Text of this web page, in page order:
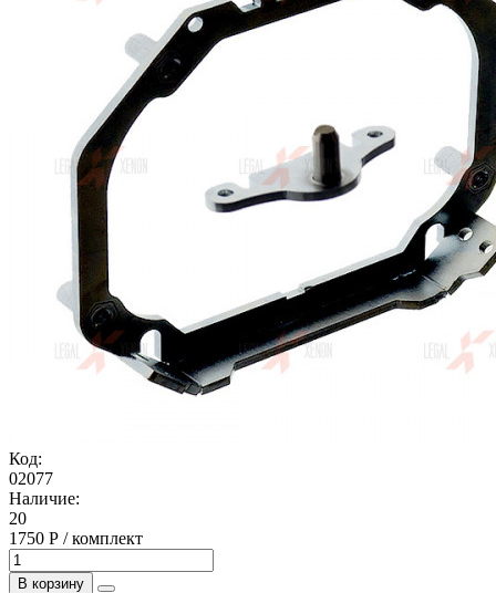
Код:
02077
Наличие:
20
1750 Р / комплект
В корзину